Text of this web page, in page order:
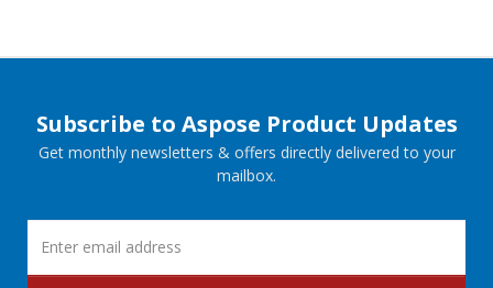
Subscribe to Aspose Product Updates
Get monthly newsletters & offers directly delivered to your
mailbox.